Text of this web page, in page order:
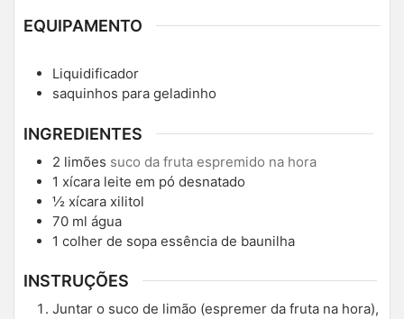
EQUIPAMENTO
Liquidificador
saquinhos para geladinho
INGREDIENTES
2 limões suco da fruta espremido na hora
1 xícara leite em pó desnatado
½ xícara xilitol
70 ml água
1 colher de sopa essência de baunilha
INSTRUÇÕES
Juntar o suco de limão (espremer da fruta na hora),